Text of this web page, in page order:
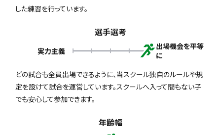
した練習を行っています。
選手選考
実力主義
出場機会を平等
に
どの試合も全員出場できるように、当スクール独自のルールや規
定を設けて試合を運営しています。スクールへ入って間もない子
でも安心して参加できます。
年齢幅